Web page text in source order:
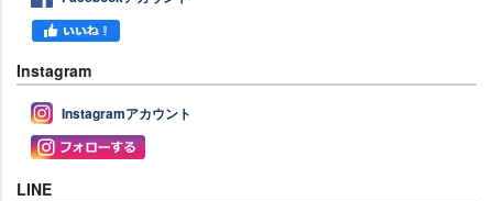
Instagram
Instagramアカウント
LINE